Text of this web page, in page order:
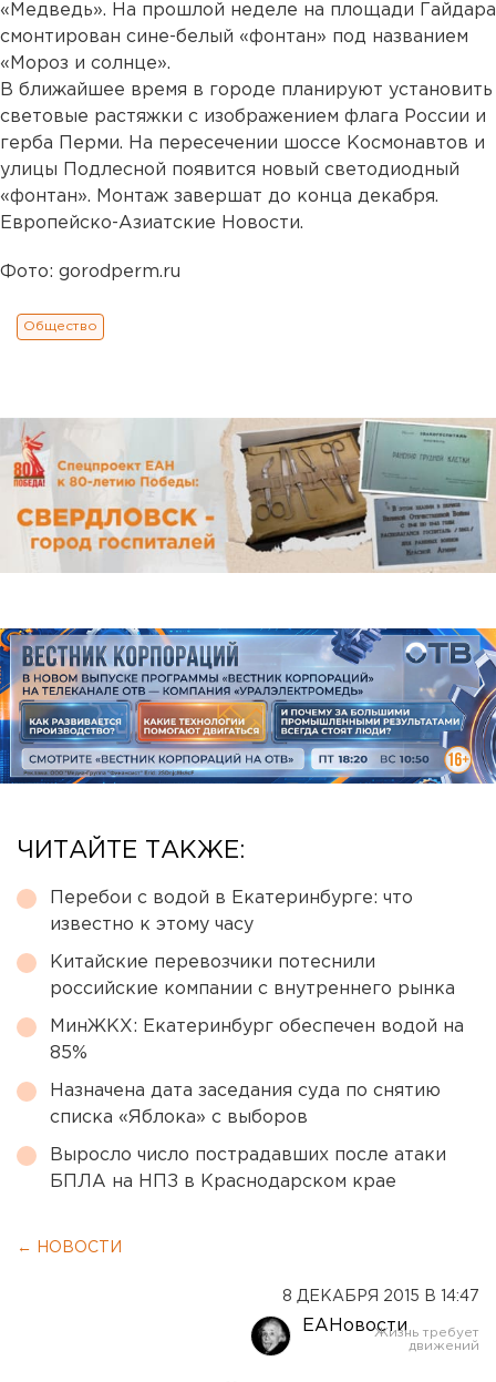
«Медведь». На прошлой неделе на площади Гайдара
смонтирован сине-белый «фонтан» под названием
«Мороз и солнце».
В ближайшее время в городе планируют установить
световые растяжки с изображением флага России и
герба Перми. На пересечении шоссе Космонавтов и
улицы Подлесной появится новый светодиодный
«фонтан». Монтаж завершат до конца декабря.
Европейско-Азиатские Новости.
Фото: gorodperm.ru
Общество
ЧИТАЙТЕ ТАКЖЕ:
Перебои с водой в Екатеринбурге: что
известно к этому часу
Китайские перевозчики потеснили
российские компании с внутреннего рынка
МинЖКХ: Екатеринбург обеспечен водой на
85%
Назначена дата заседания суда по снятию
списка «Яблока» с выборов
Выросло число пострадавших после атаки
БПЛА на НПЗ в Краснодарском крае
← НОВОСТИ
8 ДЕКАБРЯ 2015 В 14:47
ЕАНовости